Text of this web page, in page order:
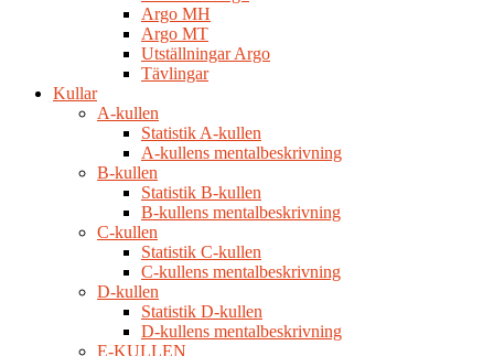
Argo MH
Argo MT
Utställningar Argo
Tävlingar
Kullar
A-kullen
Statistik A-kullen
A-kullens mentalbeskrivning
B-kullen
Statistik B-kullen
B-kullens mentalbeskrivning
C-kullen
Statistik C-kullen
C-kullens mentalbeskrivning
D-kullen
Statistik D-kullen
D-kullens mentalbeskrivning
E-KULLEN